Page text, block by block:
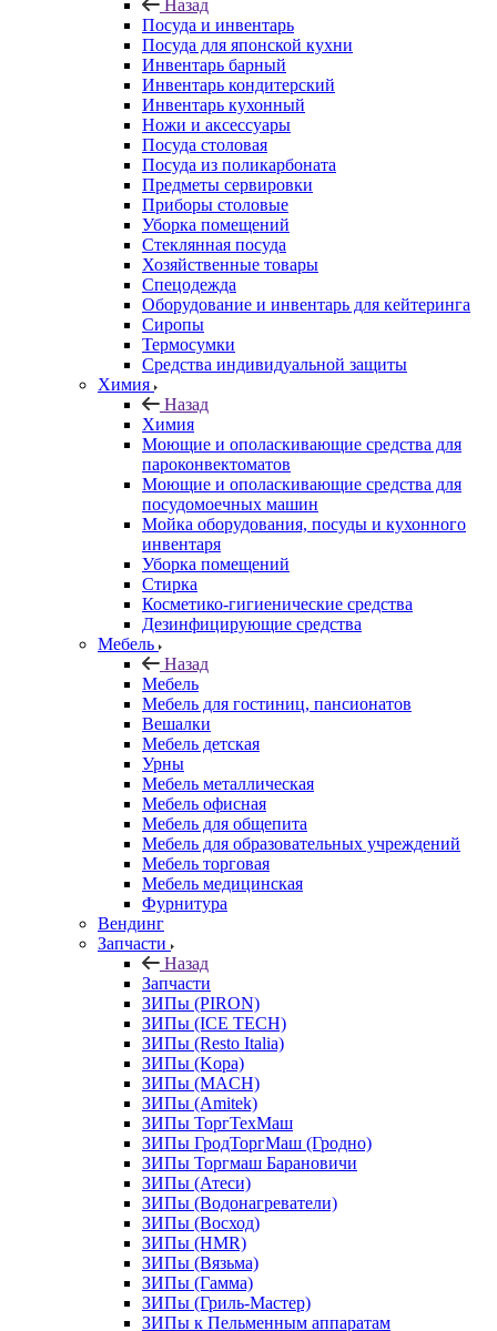
Назад
Посуда и инвентарь
Посуда для японской кухни
Инвентарь барный
Инвентарь кондитерский
Инвентарь кухонный
Ножи и аксессуары
Посуда столовая
Посуда из поликарбоната
Предметы сервировки
Приборы столовые
Уборка помещений
Стеклянная посуда
Хозяйственные товары
Спецодежда
Оборудование и инвентарь для кейтеринга
Сиропы
Термосумки
Средства индивидуальной защиты
Химия
Назад
Химия
Моющие и ополаскивающие средства для
пароконвектоматов
Моющие и ополаскивающие средства для
посудомоечных машин
Мойка оборудования, посуды и кухонного
инвентаря
Уборка помещений
Стирка
Косметико-гигиенические средства
Дезинфицирующие средства
Мебель
Назад
Мебель
Мебель для гостиниц, пансионатов
Вешалки
Мебель детская
Урны
Мебель металлическая
Мебель офисная
Мебель для общепита
Мебель для образовательных учреждений
Мебель торговая
Мебель медицинская
Фурнитура
Вендинг
Запчасти
Назад
Запчасти
ЗИПы (PIRON)
ЗИПы (ICE TECH)
ЗИПы (Resto Italia)
ЗИПы (Kopa)
ЗИПы (MACH)
ЗИПы (Amitek)
ЗИПы ТоргТехМаш
ЗИПы ГродТоргМаш (Гродно)
ЗИПы Торгмаш Барановичи
ЗИПы (Атеси)
ЗИПы (Водонагреватели)
ЗИПы (Восход)
ЗИПы (HMR)
ЗИПы (Вязьма)
ЗИПы (Гамма)
ЗИПы (Гриль-Мастер)
ЗИПы к Пельменным аппаратам